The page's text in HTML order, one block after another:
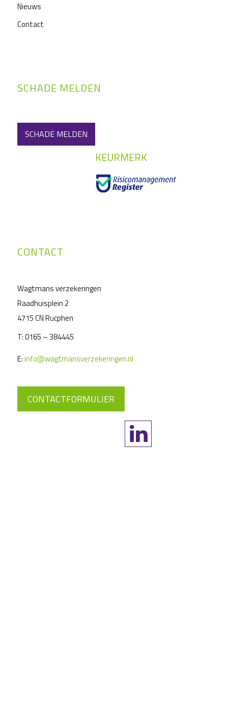
Nieuws
Contact
SCHADE MELDEN
SCHADE MELDEN
KEURMERK
CONTACT
Wagtmans verzekeringen
Raadhuisplein 2
4715 CN Rucphen
T:0165 – 384445
E:info@wagtmansverzekeringen.nl
CONTACTFORMULIER